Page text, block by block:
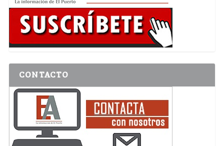
CONTACTO